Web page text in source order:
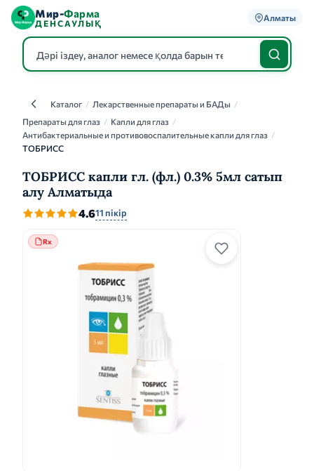
Мир-Фарма
ДЕНСАУЛЫҚ
Алматы
КаталогКаталог / Лекарственные препараты и БАДы /
Препараты для глаз / Капли для глаз /
Антибактериальные и противовоспалительные капли для глаз /
ТОБРИСС
ТОБРИСС капли гл. (фл.) 0.3% 5мл сатып
алу Алматыда
4.611 пікір
Rx